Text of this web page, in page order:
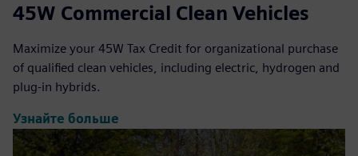
45W Commercial Clean Vehicles
Maximize your 45W Tax Credit for organizational purchase
of qualified clean vehicles, including electric, hydrogen and
plug-in hybrids.
Узнайте больше